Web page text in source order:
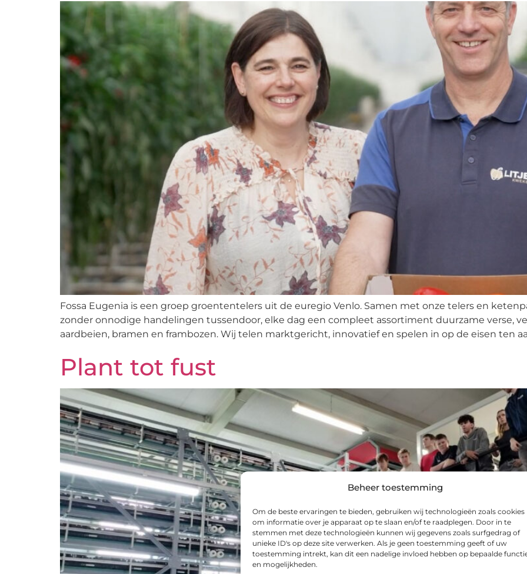
Beheer toestemming
Om de beste ervaringen te bieden, gebruiken wij technologieën zoals cookies
om informatie over je apparaat op te slaan en/of te raadplegen. Door in te
stemmen met deze technologieën kunnen wij gegevens zoals surfgedrag of
unieke ID's op deze site verwerken. Als je geen toestemming geeft of uw
toestemming intrekt, kan dit een nadelige invloed hebben op bepaalde
en mogelijkheden.
Fossa Eugenia is een groep groententelers uit de euregio Venlo. Samen met onze telers en
zonder onnodige handelingen tussendoor, elke dag een compleet assortiment duurzame verse,
aardbeien, bramen en frambozen. Wij telen marktgericht, innovatief en spelen in op de eisen ten
Plant tot fust